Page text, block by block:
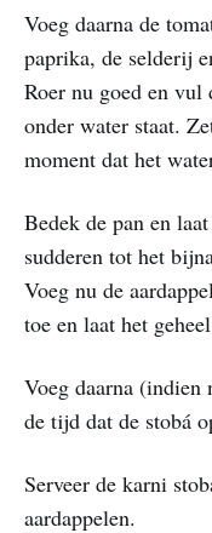
Voeg daarna de
paprika, de selderij
Roer nu goed en vul
onder water staat.
moment dat het
Bedek de pan en
sudderen tot het
Voeg nu de
toe en laat het
Voeg daarna (indien
de tijd dat de stobá
Serveer de karni
aardappelen.